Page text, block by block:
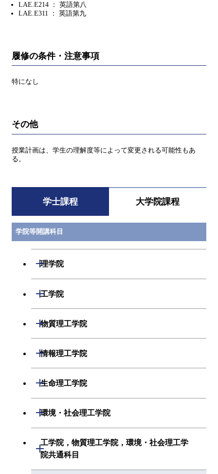
LAE.E214 ： 英語第八
LAE.E311 ： 英語第九
履修の条件・注意事項
特になし
その他
授業計画は、学生の理解度等によって変更される可能性もあ
る。
学士課程 大学院課程
学院等開講科目
理学院
開閉
化学系
初年次専門科目
創造プロセス科目
共通専門科目
工学院
開閉
機械系
電気電子系
経営工学系
初年次専門科目
創造プロセス科目
物質理工学院
開閉
材料系
初年次専門科目
共通専門科目
情報理工学院
開閉
数理・計算科学系
初年次専門科目
創造プロセス科目
生命理工学院
開閉
生命理工学系
創造プロセス科目
環境・社会理工学院
開閉
建築学系
工学院，物質理工学院，環境・社会理工学
院共通科目
開閉